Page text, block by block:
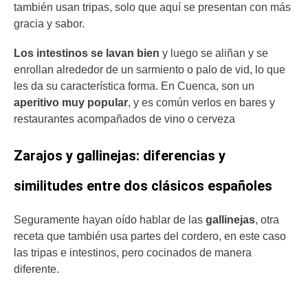
también usan tripas, solo que aquí se presentan con más
gracia y sabor.
Los intestinos se lavan bien y luego se aliñan y se
enrollan alrededor de un sarmiento o palo de vid, lo que
les da su característica forma. En Cuenca, son un
aperitivo muy popular, y es común verlos en bares y
restaurantes acompañados de vino o cerveza
Zarajos y gallinejas: diferencias y
similitudes entre dos clásicos españoles
Seguramente hayan oído hablar de las gallinejas, otra
receta que también usa partes del cordero, en este caso
las tripas e intestinos, pero cocinados de manera
diferente.